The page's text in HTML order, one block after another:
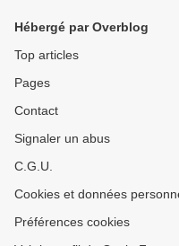
Hébergé par Overblog
Top articles
Pages
Contact
Signaler un abus
C.G.U.
Cookies et données
Préférences cookies